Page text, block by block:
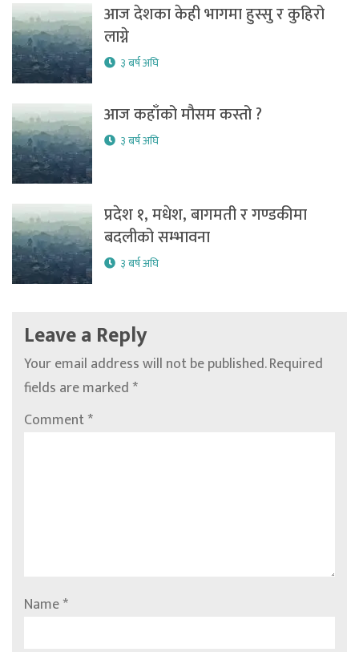
आज देशका केही भागमा हुस्सु र कुहिरो
लाग्ने
३ बर्ष अघि
आज कहाँको मौसम कस्तो ?
३ बर्ष अघि
प्रदेश १, मधेश, बागमती र गण्डकीमा
बदलीको सम्भावना
३ बर्ष अघि
Leave a Reply
Your email address will not be published.Required
fields are marked*
Comment*
Name*